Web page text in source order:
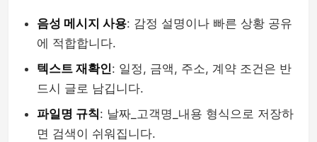
음성 메시지 사용: 감정 설명이나 빠른 상황 공유
에 적합합니다.
텍스트 재확인: 일정, 금액, 주소, 계약 조건은 반
드시 글로 남깁니다.
파일명 규칙: 날짜_고객명_내용 형식으로 저장하
면 검색이 쉬워집니다.